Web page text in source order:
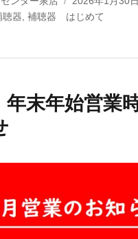
稿
聴器 ,補聴器 はじめて
年末年始営業